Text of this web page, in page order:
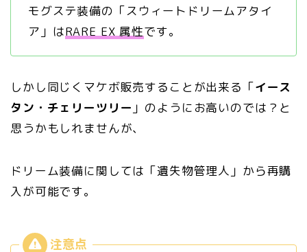
モグステ装備の「スウィートドリームアタイ
ア」はRARE EX 属性です。
しかし同じくマケボ販売することが出来る「イース
タン・チェリーツリー 」のようにお高いのでは？と
思うかもしれませんが、
ドリーム装備に関しては「遺失物管理人」から再購
入が可能です。